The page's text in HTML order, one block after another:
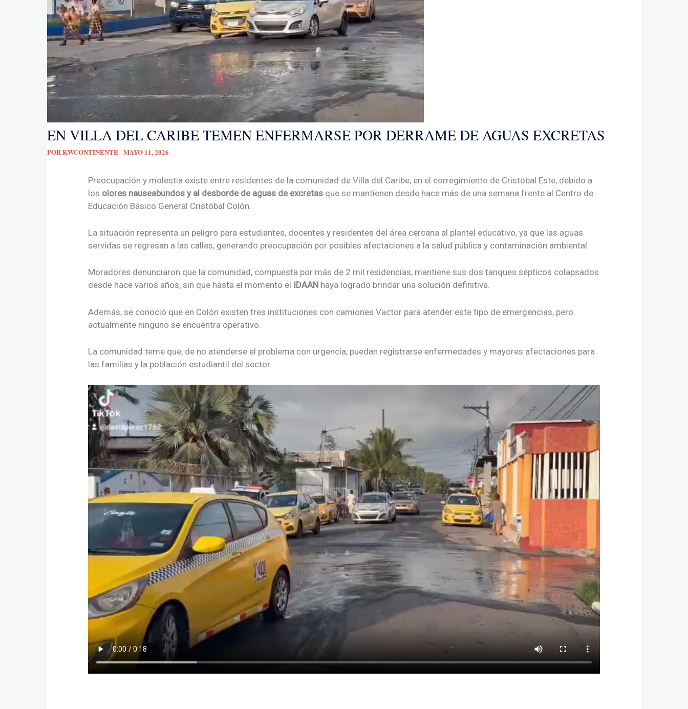
EN VILLA DEL CARIBE TEMEN ENFERMARSE POR DERRAME DE AGUAS EXCRETAS
PORKWCONTINENTE MAYO 11, 2026
Preocupación y molestia existe entre residentes de la comunidad de Villa del Caribe, en el corregimiento de Cristóbal Este, debido a
los olores nauseabundos y al desborde de aguas de excretas que se mantienen desde hace más de una semana frente al Centro de
Educación Básico General Cristóbal Colón.
La situación representa un peligro para estudiantes, docentes y residentes del área cercana al plantel educativo, ya que las aguas
servidas se regresan a las calles, generando preocupación por posibles afectaciones a la salud pública y contaminación ambiental.
Moradores denunciaron que la comunidad, compuesta por más de 2 mil residencias, mantiene sus dos tanques sépticos colapsados
desde hace varios años, sin que hasta el momento el IDAAN haya logrado brindar una solución definitiva.
Además, se conoció que en Colón existen tres instituciones con camiones Vactor para atender este tipo de emergencias, pero
actualmente ninguno se encuentra operativo.
La comunidad teme que, de no atenderse el problema con urgencia, puedan registrarse enfermedades y mayores afectaciones para
las familias y la población estudiantil del sector.